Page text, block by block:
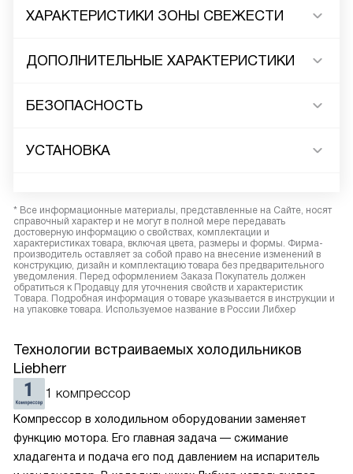
ХАРАКТЕРИСТИКИ ЗОНЫ СВЕЖЕСТИ
ДОПОЛНИТЕЛЬНЫЕ ХАРАКТЕРИСТИКИ
БЕЗОПАСНОСТЬ
УСТАНОВКА
* Все информационные материалы, представленные на Сайте, носят
справочный характер и не могут в полной мере передавать
достоверную информацию о свойствах, комплектации и
характеристиках товара, включая цвета, размеры и формы. Фирма-
производитель оставляет за собой право на внесение изменений в
конструкцию, дизайн и комплектацию товара без предварительного
уведомления. Перед оформлением Заказа Покупатель должен
обратиться к Продавцу для уточнения свойств и характеристик
Товара. Подробная информация о товаре указывается в инструкции и
на упаковке товара. Используемое название в России Либхер
Технологии встраиваемых холодильников
Liebherr
1 компрессор
Компрессор в холодильном оборудовании заменяет
функцию мотора. Его главная задача — сжимание
хладагента и подача его под давлением на испаритель